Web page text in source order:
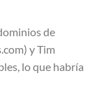
de
y Tim
lo que habría